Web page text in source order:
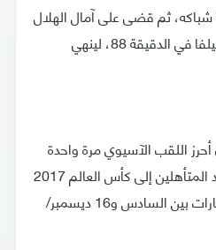
شباكه، ثم قضى على آمال الهلال
بهدف متأخر سجله رافايل سيلفا في الدقيقة 88، لينهي
اللقب الآسيوي مرة واحدة
عام 2007، بذلك اكتمل عقد المتأهلين إلى كأس العالم 2017
للأندية التي تستضيفها الإمارات بين السادس و16 ديسمبر/